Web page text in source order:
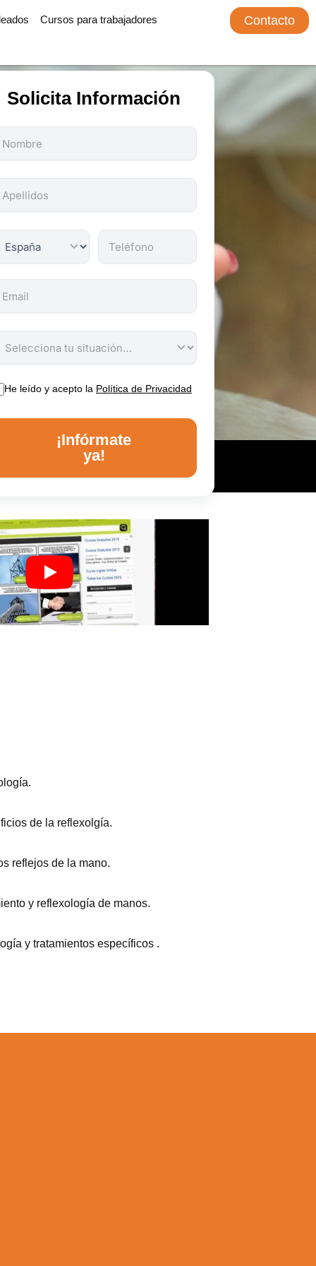
Cursos para trabajadores Contacto
Solicita Información
He leído y acepto la Política de Privacidad
¡Infórmate
ya!
de la reflexolgía.
reflejos de la mano.
y reflexología de manos.
y tratamientos específicos .